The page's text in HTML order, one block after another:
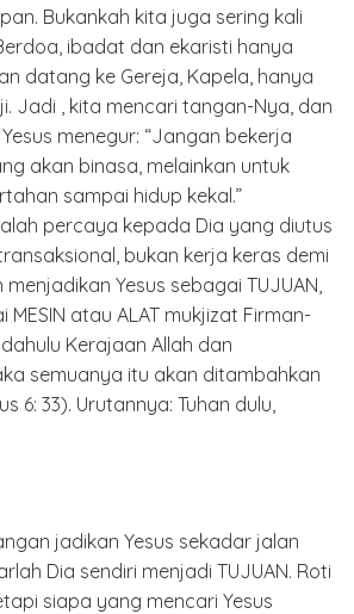
Bukankah kita juga sering kali
ibadat dan ekaristi hanya
datang ke Gereja, Kapela, hanya
Jadi , kita mencari tangan-Nya, dan
menegur: “Jangan bekerja
akan binasa, melainkan untuk
sampai hidup kekal.”
percaya kepada Dia yang diutus
bukan kerja keras demi
menjadikan Yesus sebagai TUJUAN,
atau ALAT mukjizat Firman-
Kerajaan Allah dan
semuanya itu akan ditambahkan
6: 33). Urutannya: Tuhan dulu,
jadikan Yesus sekadar jalan
Dia sendiri menjadi TUJUAN. Roti
siapa yang mencari Yesus